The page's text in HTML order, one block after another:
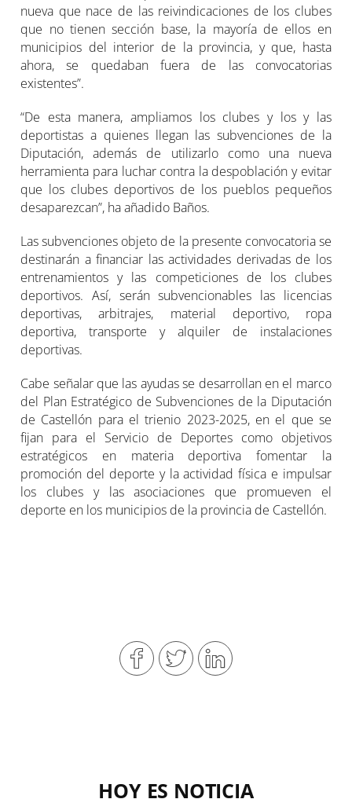
nueva que nace de las reivindicaciones de los clubes
que no tienen sección base, la mayoría de ellos en
municipios del interior de la provincia, y que, hasta
ahora, se quedaban fuera de las convocatorias
existentes”.
“De esta manera, ampliamos los clubes y los y las
deportistas a quienes llegan las subvenciones de la
Diputación, además de utilizarlo como una nueva
herramienta para luchar contra la despoblación y evitar
que los clubes deportivos de los pueblos pequeños
desaparezcan”, ha añadido Baños.
Las subvenciones objeto de la presente convocatoria se
destinarán a financiar las actividades derivadas de los
entrenamientos y las competiciones de los clubes
deportivos. Así, serán subvencionables las licencias
deportivas, arbitrajes, material deportivo, ropa
deportiva, transporte y alquiler de instalaciones
deportivas.
Cabe señalar que las ayudas se desarrollan en el marco
del Plan Estratégico de Subvenciones de la Diputación
de Castellón para el trienio 2023-2025, en el que se
fijan para el Servicio de Deportes como objetivos
estratégicos en materia deportiva fomentar la
promoción del deporte y la actividad física e impulsar
los clubes y las asociaciones que promueven el
deporte en los municipios de la provincia de Castellón.
HOY ES NOTICIA